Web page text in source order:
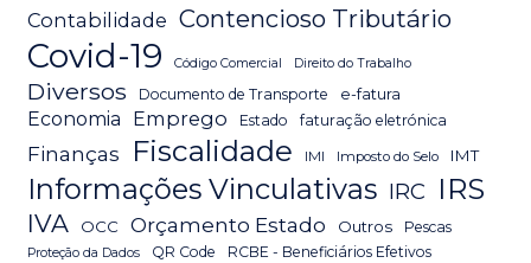
Contabilidade Contencioso Tributário
Covid-19 Código Comercial Direito do Trabalho
Diversos Documento de Transporte e-fatura
Economia Emprego Estado faturação eletrónica
Finanças Fiscalidade IMI Imposto do Selo IMT
Informações Vinculativas IRC IRS
IVA OCC Orçamento Estado Outros Pescas
Proteção da Dados QR Code
RCBE - Beneficiários Efetivos